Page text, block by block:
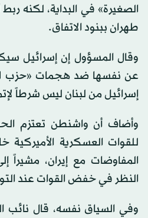
الصغيرة» في البداية، لكنه
طهران ببنود الاتفاق.
وقال المسؤول إن إسرائيل
عن نفسها ضد هجمات «حزب
إسرائيل من لبنان ليس شرطاً
وأضاف أن واشنطن تعتزم
للقوات العسكرية الأميركية
المفاوضات مع إيران، مشيراً
النظر في خفض القوات عند
وفي السياق نفسه، قال نائب